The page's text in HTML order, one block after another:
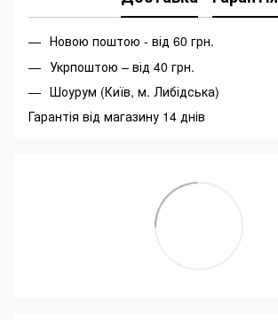
Новою поштою - від 60 грн.
Укрпоштою – від 40 грн.
Шоурум (Київ, м. Либідська)
Гарантія від магазину 14 днів